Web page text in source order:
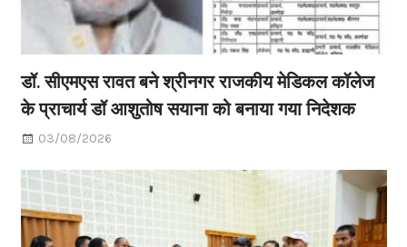
डॉ. सीएमएस रावत बने श्रीनगर राजकीय मेडिकल कॉलेज
के प्राचार्य डॉ आशुतोष सयाना को बनाया गया निदेशक
03/08/2026